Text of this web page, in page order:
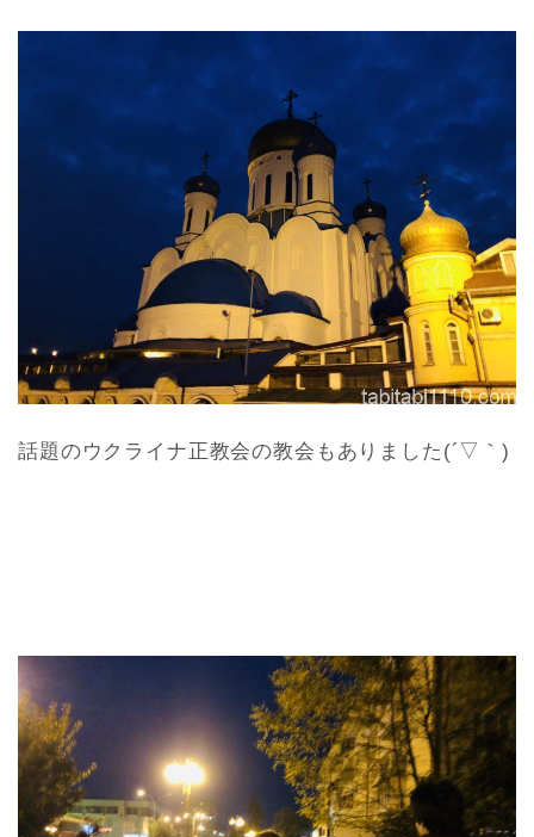
話題のウクライナ正教会の教会もありました(´▽｀)